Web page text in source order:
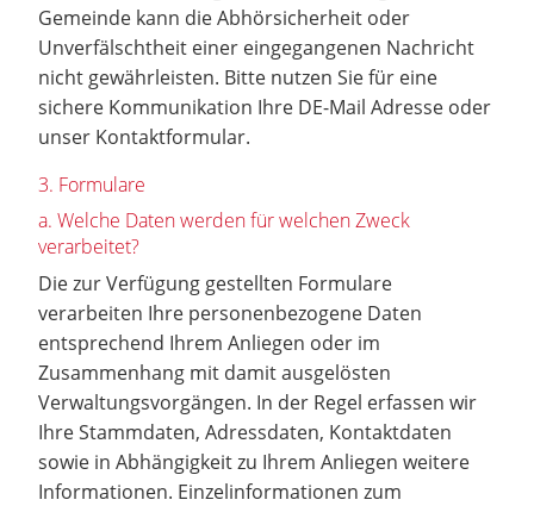
Gemeinde kann die Abhörsicherheit oder
Unverfälschtheit einer eingegangenen Nachricht
nicht gewährleisten. Bitte nutzen Sie für eine
sichere Kommunikation Ihre DE-Mail Adresse oder
unser Kontaktformular.
3. Formulare
a. Welche Daten werden für welchen Zweck
verarbeitet?
Die zur Verfügung gestellten Formulare
verarbeiten Ihre personenbezogene Daten
entsprechend Ihrem Anliegen oder im
Zusammenhang mit damit ausgelösten
Verwaltungsvorgängen. In der Regel erfassen wir
Ihre Stammdaten, Adressdaten, Kontaktdaten
sowie in Abhängigkeit zu Ihrem Anliegen weitere
Informationen. Einzelinformationen zum